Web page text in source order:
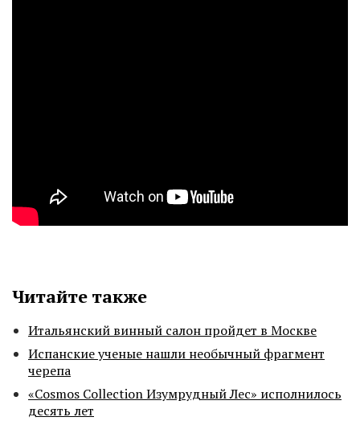
Читайте также
Итальянский винный салон пройдет в Москве
Испанские ученые нашли необычный фрагмент
черепа
«Cosmos Collection Изумрудный Лес» исполнилось
десять лет